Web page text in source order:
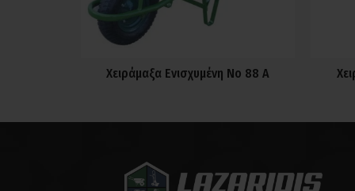
Χειράμαξα Ενισχυμένη Νο 88 Α